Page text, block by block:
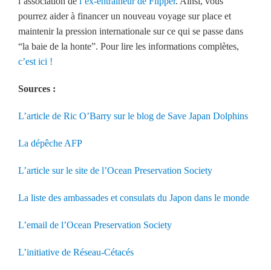
pourrez aider à financer un nouveau voyage sur place et
maintenir la pression internationale sur ce qui se passe dans
“la baie de la honte”. Pour lire les informations complètes,
c’est ici !
Sources :
L’article de Ric O’Barry sur le blog de Save Japan Dolphins
La dépêche AFP
L’article sur le site de l’Ocean Preservation Society
La liste des ambassades et consulats du Japon dans le monde
L’email de l’Ocean Preservation Society
L’initiative de Réseau-Cétacés